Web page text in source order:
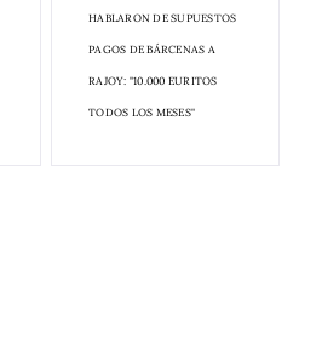
HABLARON DE SUPUESTOS
PAGOS DE BÁRCENAS A
RAJOY: "10.000 EURITOS
TODOS LOS MESES"